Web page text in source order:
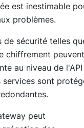
est inestimable
problèmes.
de sécurité telles
chiffrement peuvent
au niveau de l'API
services sont
peut